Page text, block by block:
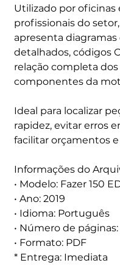
Utilizado por oficinas
profissionais do
apresenta
detalhados, códigos
relação completa dos
componentes da
Ideal para localizar
rapidez, evitar erros
facilitar orçamentos e
Informações do
• Modelo: Fazer 150
• Ano: 2019
• Idioma: Português
• Número de
• Formato: PDF
* Entrega: Imediata